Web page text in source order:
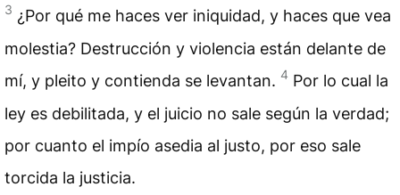
3 ¿Por qué me haces ver iniquidad, y haces que vea
molestia? Destrucción y violencia están delante de
mí, y pleito y contienda se levantan. 4 Por lo cual la
ley es debilitada, y el juicio no sale según la verdad;
por cuanto el impío asedia al justo, por eso sale
torcida la justicia.